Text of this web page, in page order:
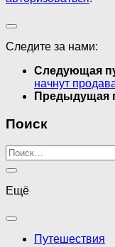
Следите за нами:
Следующая
начнут
Предыдущая
Поиск
Найти:
Ещё
Путешествия